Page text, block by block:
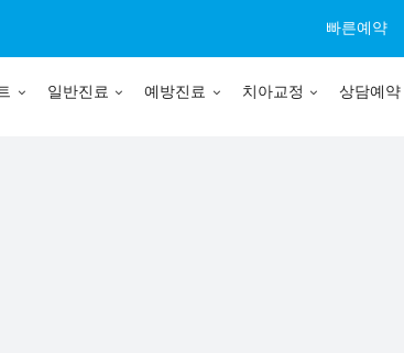
빠른예약
일반진료 예방진료 치아교정 상담예약